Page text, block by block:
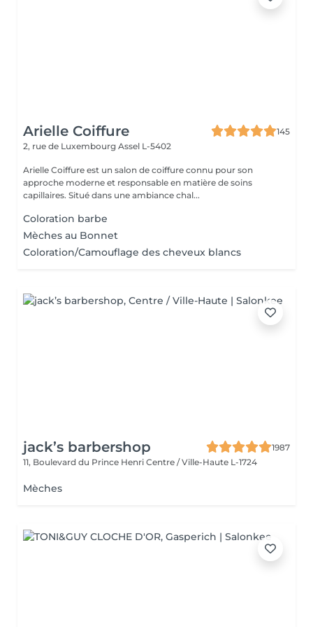
Arielle Coiffure
145
2, rue de Luxembourg Assel L-5402
Arielle Coiffure est un salon de coiffure connu pour son
approche moderne et responsable en matière de soins
capillaires. Situé dans une ambiance chal...
Coloration barbe
Mèches au Bonnet
Coloration/Camouflage des cheveux blancs
jack’s barbershop
1987
11, Boulevard du Prince Henri Centre / Ville-Haute L-1724
Mèches